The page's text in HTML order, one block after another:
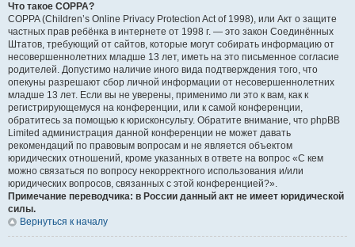
Что такое COPPA?
COPPA (Children’s Online Privacy Protection Act of 1998), или Акт о защите
частных прав ребёнка в интернете от 1998 г. — это закон Соединённых
Штатов, требующий от сайтов, которые могут собирать информацию от
несовершеннолетних младше 13 лет, иметь на это письменное согласие
родителей. Допустимо наличие иного вида подтверждения того, что
опекуны разрешают сбор личной информации от несовершеннолетних
младше 13 лет. Если вы не уверены, применимо ли это к вам, как к
регистрирующемуся на конференции, или к самой конференции,
обратитесь за помощью к юрисконсульту. Обратите внимание, что phpBB
Limited администрация данной конференции не может давать
рекомендаций по правовым вопросам и не является объектом
юридических отношений, кроме указанных в ответе на вопрос «С кем
можно связаться по вопросу некорректного использования и/или
юридических вопросов, связанных с этой конференцией?».
Примечание переводчика: в России данный акт не имеет юридической
силы.
Вернуться к началу